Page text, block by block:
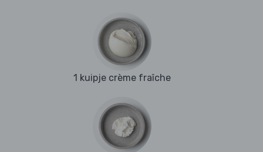
1 kuipje crème fraîche